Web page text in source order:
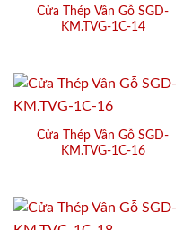
Cửa Thép Vân Gỗ SGD-
KM.TVG-1C-14
Cửa Thép Vân Gỗ SGD-
KM.TVG-1C-16